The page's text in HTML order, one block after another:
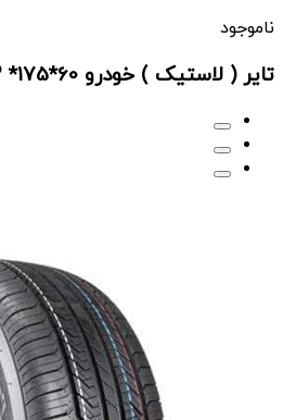
ناموجود
تایر ( لاستیک ) خودرو R13 *175*60 بارز ( جفت )